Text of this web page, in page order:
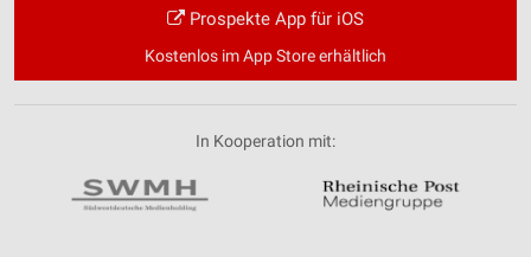
Prospekte App für iOS
Kostenlos im App Store erhältlich
In Kooperation mit: